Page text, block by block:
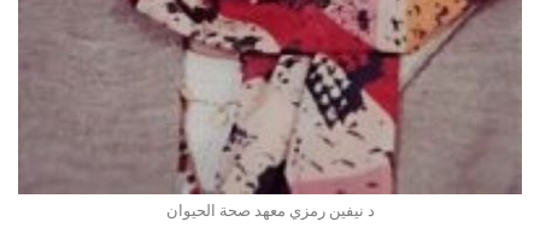
د نيفين رمزي معهد صحة الحيوان